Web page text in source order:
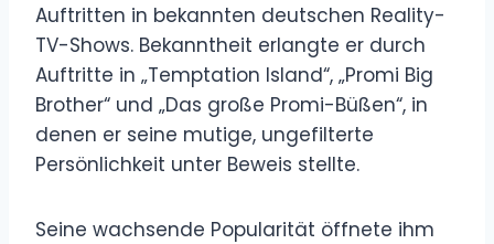
Auftritten in bekannten deutschen Reality-
TV-Shows. Bekanntheit erlangte er durch
Auftritte in „Temptation Island“, „Promi Big
Brother“ und „Das große Promi-Büßen“, in
denen er seine mutige, ungefilterte
Persönlichkeit unter Beweis stellte.
Seine wachsende Popularität öffnete ihm